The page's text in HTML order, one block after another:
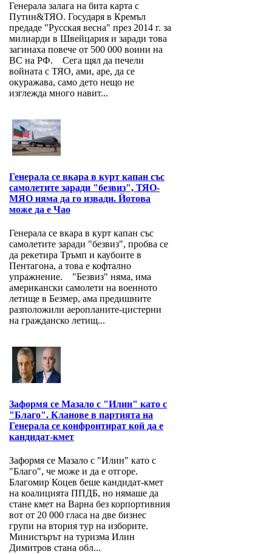
Генерала залага на бита карта с
Путин&ТЯО. Государя в Кремъл
предаде "Русская весна" през 2014 г. за
милиарди в Швейцария и заради това
загинаха повече от 500 000 воини на
ВС на РФ. Сега щял да печели
войната с ТЯО, ами, аре, да се
окуражава, само дето нещо не
изглежда много навит...
Генерала се вкара в курт капан със
самолетите заради "безвиз", ТЯО-
МЯО няма да го извади. Йотова
може да е Чао
Генерала се вкара в курт капан със
самолетите заради "безвиз", пробва се
да рекетира Тръмп и каубоите в
Пентагона, а това е кофтално
упражнение. "Безвиз" няма, има
американски самолети на военното
летище в Безмер, ама предишните
разположили аеропланите-цистерни
на гражданско летищ...
Заформя се Мазало с "Илин" като с
"Благо". Кланове в партията на
Генерала се конфронтират кой да е
кандидат-кмет
Заформя се Мазало с "Илин" като с
"Благо", че може и да е отгоре.
Благомир Коцев беше кандидат-кмет
на коалицията ППДБ, но нямаше да
стане кмет на Варна без корпортивния
вот от 20 000 гласа на две бизнес
групи на втория тур на изборите.
Министърът на туризма Илин
Димитров стана обл...